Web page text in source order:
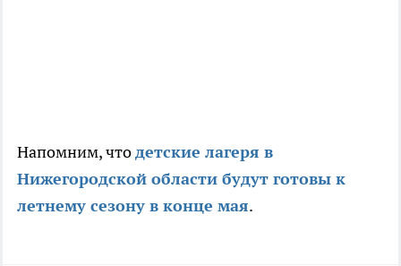
Напомним, чтодетские лагеря в
Нижегородской области будут готовы к
летнему сезону в конце мая.